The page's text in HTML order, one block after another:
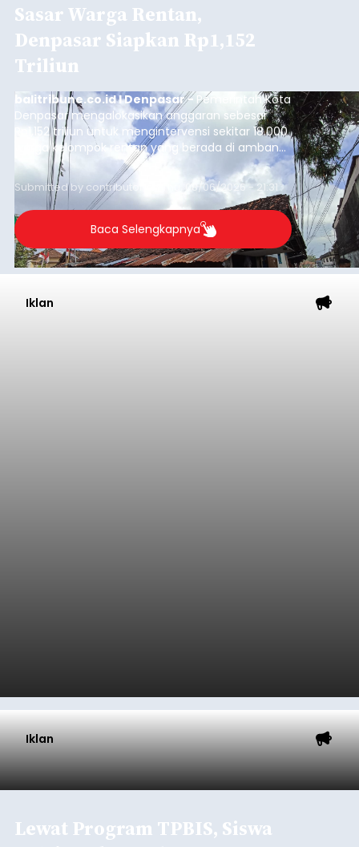
Sasar Warga Rentan,
Denpasar Siapkan Rp1,152
Triliun
balitribune.co.id I Denpasar - Pemerintah Kota
Denpasar mengalokasikan anggaran sebesar
Rp1,152 triliun untuk mengintervensi sekitar 18.000
warga kelompok rentan yang berada di ambang
garis kemiskinan. Langkah strategis ini diambil
guna menjaga masyarakat yang berada pada
kelompok desil 5 dan 6 tersebut agar tidak
merosot ke kategori miskin.
Submitted by contributor Thu, 08/06/2026 - 21:31
Baca Selengkapnya
Iklan
Iklan
Lewat Program TPBIS, Siswa